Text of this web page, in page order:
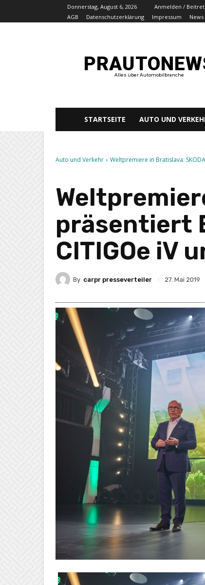
Donnerstag, August 6, 2026
Anmelden /
AGB
Datenschutzerklärung Impressum
Alles über Automobilbranche
STARTSEITE AUTO UND
Auto und Verkehr Weltpremiere in Bratislava:
präsentiert
CITIGOe iV
By carpr presseverteiler 27. Mai 2019